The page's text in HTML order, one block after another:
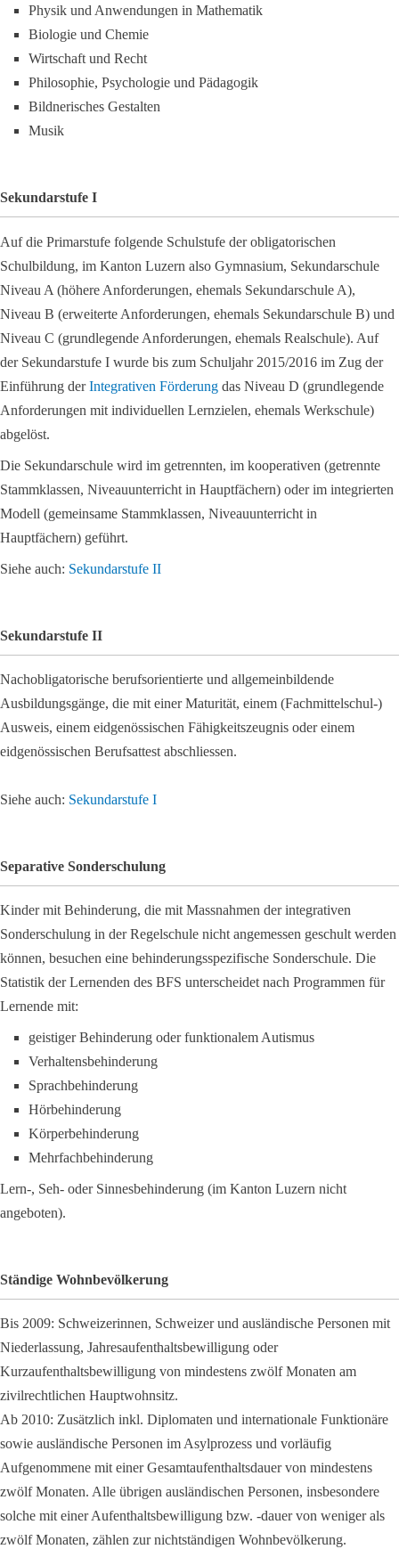
Physik und Anwendungen in Mathematik
Biologie und Chemie
Wirtschaft und Recht
Philosophie, Psychologie und Pädagogik
Bildnerisches Gestalten
Musik
Sekundarstufe I
Auf die Primarstufe folgende Schulstufe der obligatorischen
Schulbildung, im Kanton Luzern also Gymnasium, Sekundarschule
Niveau A (höhere Anforderungen, ehemals Sekundarschule A),
Niveau B (erweiterte Anforderungen, ehemals Sekundarschule B) und
Niveau C (grundlegende Anforderungen, ehemals Realschule). Auf
der Sekundarstufe I wurde bis zum Schuljahr 2015/2016 im Zug der
Einführung derIntegrativen Förderung das Niveau D (grundlegende
Anforderungen mit individuellen Lernzielen, ehemals Werkschule)
abgelöst.
Die Sekundarschule wird im getrennten, im kooperativen (getrennte
Stammklassen, Niveauunterricht in Hauptfächern) oder im integrierten
Modell (gemeinsame Stammklassen, Niveauunterricht in
Hauptfächern) geführt.
Siehe auch: Sekundarstufe II
Sekundarstufe II
Nachobligatorische berufsorientierte und allgemeinbildende
Ausbildungsgänge, die mit einer Maturität, einem (Fachmittelschul-)
Ausweis, einem eidgenössischen Fähigkeitszeugnis oder einem
eidgenössischen Berufsattest abschliessen.
Siehe auch: Sekundarstufe I
Separative Sonderschulung
Kinder mit Behinderung, die mit Massnahmen der integrativen
Sonderschulung in der Regelschule nicht angemessen geschult werden
können, besuchen eine behinderungsspezifische Sonderschule. Die
Statistik der Lernenden des BFS unterscheidet nach Programmen für
Lernende mit:
geistiger Behinderung oder funktionalem Autismus
Verhaltensbehinderung
Sprachbehinderung
Hörbehinderung
Körperbehinderung
Mehrfachbehinderung
Lern-, Seh- oder Sinnesbehinderung (im Kanton Luzern nicht
angeboten).
Ständige Wohnbevölkerung
Bis 2009: Schweizerinnen, Schweizer und ausländische Personen mit
Niederlassung, Jahresaufenthaltsbewilligung oder
Kurzaufenthaltsbewilligung von mindestens zwölf Monaten am
zivilrechtlichen Hauptwohnsitz.
Ab 2010: Zusätzlich inkl. Diplomaten und internationale Funktionäre
sowie ausländische Personen im Asylprozess und vorläufig
Aufgenommene mit einer Gesamtaufenthaltsdauer von mindestens
zwölf Monaten. Alle übrigen ausländischen Personen, insbesondere
solche mit einer Aufenthaltsbewilligung bzw. -dauer von weniger als
zwölf Monaten, zählen zur nichtständigen Wohnbevölkerung.